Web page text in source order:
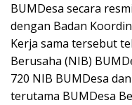
BUMDesa secara
dengan Badan
Kerja sama tersebut
Berusaha (NIB)
720 NIB BUMDesa
terutama BUMDesa